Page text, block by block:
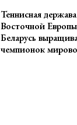
Теннисная держава
Восточной
Беларусь
чемпионок